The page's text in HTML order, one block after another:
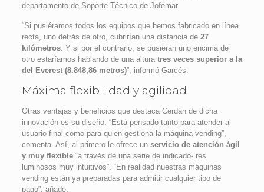
departamento de Soporte Técnico de Jofemar.
“Si pusiéramos todos los equipos que hemos fabricado en línea
recta, uno detrás de otro, cubrirían una distancia de 27
kilómetros. Y si por el contrario, se pusieran uno encima de
otro estaríamos hablando de una altura tres veces superior a la
del Everest (8.848,86 metros)”, informó Garcés.
Máxima flexibilidad y agilidad
Otras ventajas y beneficios que destaca Cerdán de dicha
innovación es su diseño. “Está pensado tanto para atender al
usuario final como para quien gestiona la máquina vending”,
comenta. Así, al primero le ofrece unservicio de atención ágil
y muy flexible“a través de una serie de indicado- res
luminosos muy intuitivos”. “En realidad nuestras máquinas
vending están ya preparadas para admitir cualquier tipo de
pago”, añade.